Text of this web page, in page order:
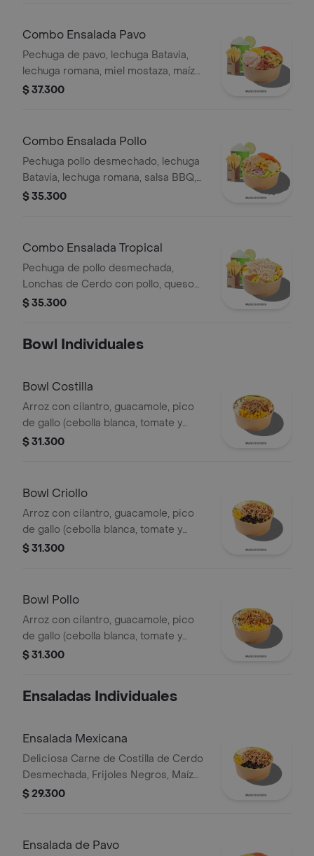
Combo Ensalada Pavo
Pechuga de pavo, lechuga Batavia,
lechuga romana, miel mostaza, maíz
tierno, tomate chonto, croutones y
$ 37.300
Combo Ensalada Pollo
Pechuga pollo desmechado, lechuga
Batavia, lechuga romana, salsa BBQ,
tomate chonto, queso mozzarella,
$ 35.300
Combo Ensalada Tropical
Pechuga de pollo desmechada,
Lonchas de Cerdo con pollo, queso
amarillo, piña calada, lechuga batavia y
$ 35.300
Bowl Individuales
Bowl Costilla
Arroz con cilantro, guacamole, pico
de gallo (cebolla blanca, tomate y
cilantro), piña calada asada y costilla
$ 31.300
Bowl Criollo
Arroz con cilantro, guacamole, pico
de gallo (cebolla blanca, tomate y
cilantro), carne de res desmechada,
$ 31.300
Bowl Pollo
Arroz con cilantro, guacamole, pico
de gallo (cebolla blanca, tomate y
cilantro), maíz tierno, hogo y pechuga
$ 31.300
Ensaladas Individuales
Ensalada Mexicana
Deliciosa Carne de Costilla de Cerdo
Desmechada, Frijoles Negros, Maíz
tierno, Queso mozzarella, Guacamole,
$ 29.300
Ensalada de Pavo